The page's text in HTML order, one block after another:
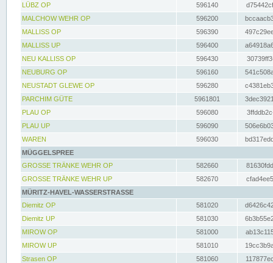
LÜBZ OP
596140
MALCHOW WEHR OP
596200
MALLISS OP
596390
MALLISS UP
596400
NEU KALLISS OP
596430
NEUBURG OP
596160
NEUSTADT GLEWE OP
596280
PARCHIM GÜTE
5961801
PLAU OP
596080
PLAU UP
596090
WAREN
596030
MÜGGELSPREE
GROSSE TRÄNKE WEHR OP
582660
GROSSE TRÄNKE WEHR UP
582670
MÜRITZ-HAVEL-WASSERSTRASSE
Diemitz OP
581020
Diemitz UP
581030
MIROW OP
581000
MIROW UP
581010
Strasen OP
581060